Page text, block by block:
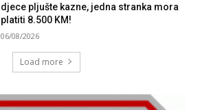
djece pljušte kazne, jedna stranka mora
platiti 8.500 KM!
06/08/2026
Load more